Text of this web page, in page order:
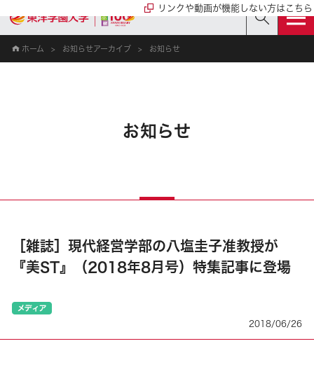
ホーム お知らせアーカイブ お知らせ
お知らせ
［雑誌］現代経営学部の八塩圭子准教授が
『美ST』（2018年8月号）特集記事に登場
2018/06/26
リンクや動画が機能しない方はこちら